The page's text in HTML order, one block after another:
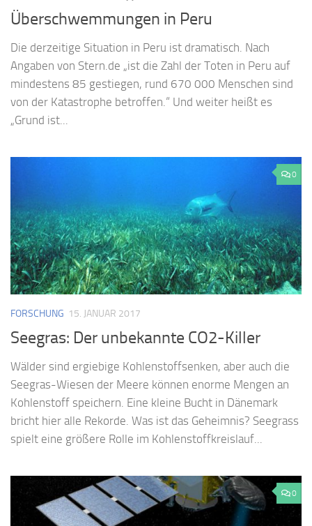
Überschwemmungen in Peru
Die derzeitige Situation in Peru ist dramatisch. Nach
Angaben von Stern.de „ist die Zahl der Toten in Peru auf
mindestens 85 gestiegen, rund 670 000 Menschen sind
von der Katastrophe betroffen.“ Und weiter heißt es
„Grund ist...
0
FORSCHUNG 15. JANUAR 2017
Seegras: Der unbekannte CO2-Killer
Wälder sind ergiebige Kohlenstoffsenken, aber auch die
Seegras-Wiesen der Meere können enorme Mengen an
Kohlenstoff speichern. Eine kleine Bucht in Dänemark
bricht hier alle Rekorde. Was ist das Geheimnis? Seegrass
spielt eine größere Rolle im Kohlenstoffkreislauf...
0